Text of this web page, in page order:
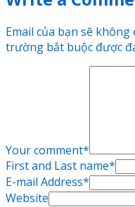
Email của bạn sẽ
trường bắt buộc được
Your comment*
First and Last name*
E-mail Address*
Website